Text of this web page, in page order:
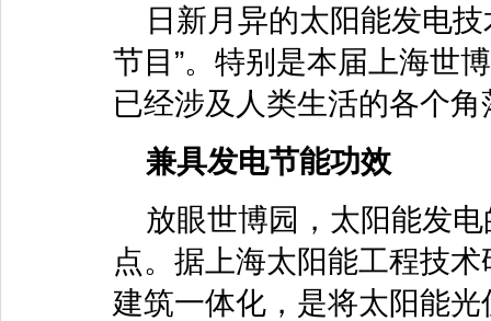
日新月异的太阳能发电
节目”。特别是本届上海世
已经涉及人类生活的各个角
兼具发电节能功效
放眼世博园，太阳能发
点。据上海太阳能工程技
建筑一体化，是将太阳能